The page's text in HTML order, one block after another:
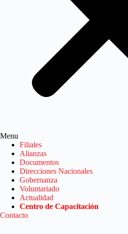
Menu
Filiales
Alianzas
Documentos
Direcciones Nacionales
Gobernanza
Voluntariado
Actualidad
Centro de Capacitación
Contacto